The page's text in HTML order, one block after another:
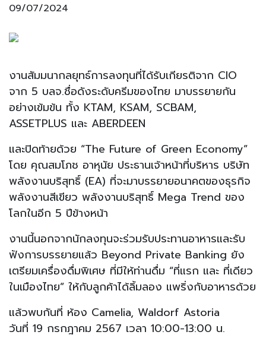
09/07/2024
งานสัมมนากลยุทธ์การลงทุนที่ได้รับเกียรติจาก CIO
จาก 5 บลจ.ชื่อดังระดับครีมของไทย มาบรรยายกัน
อย่างเข้มข้น ทั้ง KTAM, KSAM, SCBAM,
ASSETPLUS และ ABERDEEN
และปิดท้ายด้วย “The Future of Green Economy”
โดย คุณสมโภช อาหุนัย ประธานเจ้าหน้าที่บริหาร บริษัท
พลังงานบริสุทธิ์ (EA) ที่จะมาบรรยายอนาคตของธุรกิจ
พลังงานสีเขียว พลังงานบริสุทธิ์ Mega Trend ของ
โลกในอีก 5 ปีข้างหน้า
งานนี้นอกจากนักลงทุนจะร่วมรับประทานอาหารและรับ
ฟังการบรรยายแล้ว Beyond Private Banking ยัง
เตรียมเครื่องดื่มพิเศษ ที่มีให้ท่านดื่ม “ที่แรก และ ที่เดียว
ในเมืองไทย” ให้กับลูกค้าได้ลิ้มลอง แพริ่งกับอาหารด้วย
แล้วพบกันที่ ห้อง Camelia, Waldorf Astoria
วันที่ 19 กรกฎาคม 2567 เวลา 10:00-13:00 น.